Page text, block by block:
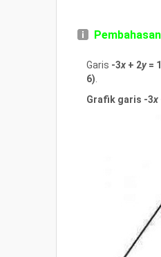
Pembahasan
Garis -3x + 2y=
6)
Grafik garis -3x